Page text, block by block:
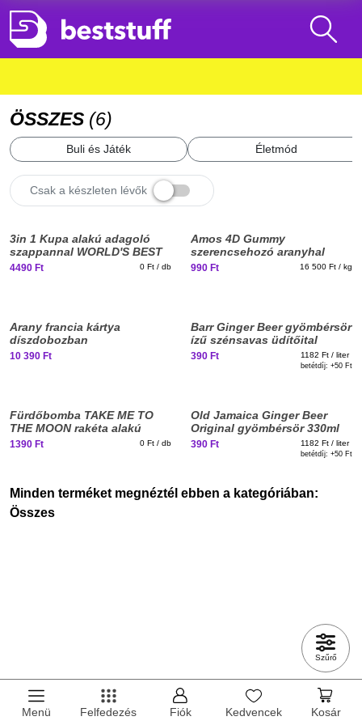
ÖSSZES (6)
Buli és Játék Életmód
Csak a készleten lévők
Szűrő
3in 1 Kupa alakú adagoló
szappannal WORLD'S BEST
330ml
4490 Ft 0 Ft / db
Amos 4D Gummy
szerencsehozó aranyhal
formájú gumicukor 65g
990 Ft 16 500 Ft / kg
Arany francia kártya
díszdobozban
10 390 Ft
Barr Ginger Beer gyömbérsör
ízű szénsavas üdítőital
330ml DRS
390 Ft 1182 Ft / liter
betétdíj: +50 Ft
Fürdőbomba TAKE ME TO
THE MOON rakéta alakú
1390 Ft 0 Ft / db
Old Jamaica Ginger Beer
Original gyömbérsör 330ml
DRS
390 Ft 1182 Ft / liter
betétdíj: +50 Ft
Minden terméket megnéztél ebben a kategóriában:
Összes
Menü Felfedezés Fiók Kedvencek Kosár